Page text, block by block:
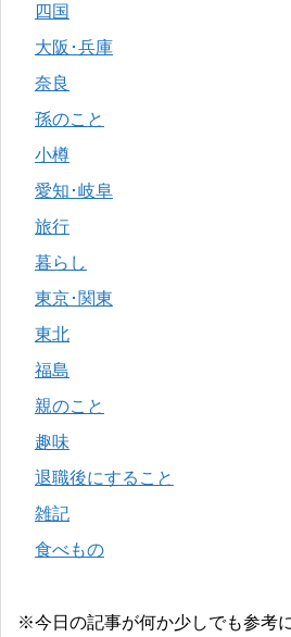
四国
大阪･兵庫
奈良
孫のこと
小樽
愛知･岐阜
旅行
暮らし
東京･関東
東北
福島
親のこと
趣味
退職後にすること
雑記
食べもの
※今日の記事が何か少しでも参考